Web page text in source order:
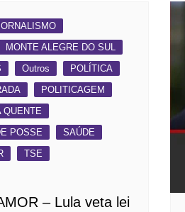
JAGUARIÚNA
JUNDIAÍ
LIMEIRA
MOGI MIRIM
RIBEIRÃO PRETO
MONTE ALEGRE DO SUL
Outros
POLÍTICA
POLITICAGEM
QUENTE
POSSE
SAÚDE
TSE
– Lula veta lei